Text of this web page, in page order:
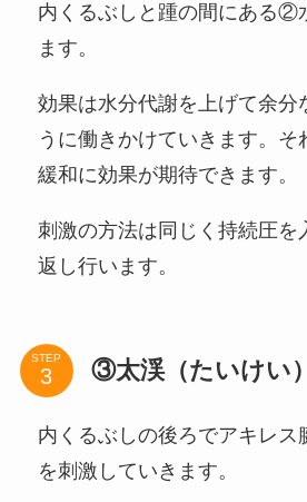
内くるぶしと踵の間にある②
ます。
効果は水分代謝を上げて余分
うに働きかけていきます。
緩和に効果が期待できます。
刺激の方法は同じく持続圧を
返し行います。
STEP ③太渓（たいけい）
内くるぶしの後ろでアキレ
を刺激していきます。